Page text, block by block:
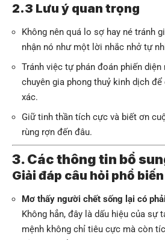
2.3 Lưu ý quan trọng
Không nên quá lo sợ hay né tránh
nhận nó như một lời nhắc nhở tự
Tránh việc tự phán đoán phiến
chuyên gia phong thuỷ kinh dịch
xác.
Giữ tinh thần tích cực và biết ơn
rùng rợn đến đâu.
3. Các thông tin bổ
Giải đáp câu hỏi phổ biến
Mơ thấy người chết sống lại có
Không hẳn, đây là dấu hiệu của sự
mệnh không chỉ tiêu cực mà còn